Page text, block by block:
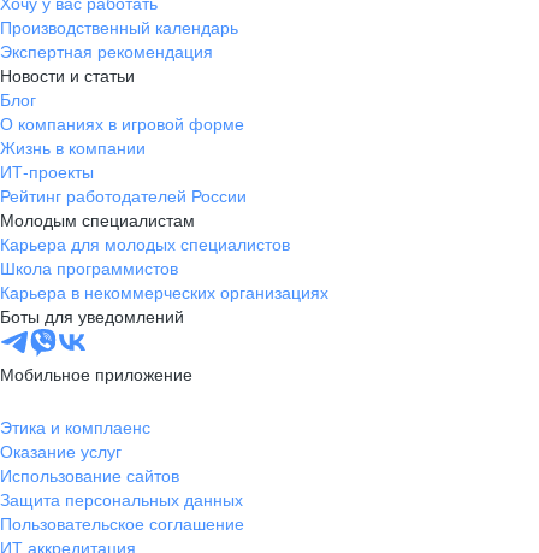
Производственный календарь
Экспертная рекомендация
Новости и статьи
Блог
О компаниях в игровой форме
Жизнь в компании
ИТ-проекты
Рейтинг работодателей России
Молодым специалистам
Карьера для молодых специалистов
Школа программистов
Карьера в некоммерческих организациях
Боты для уведомлений
Мобильное приложение
Этика и комплаенс
Оказание услуг
Использование сайтов
Защита персональных данных
Пользовательское соглашение
ИТ аккредитация